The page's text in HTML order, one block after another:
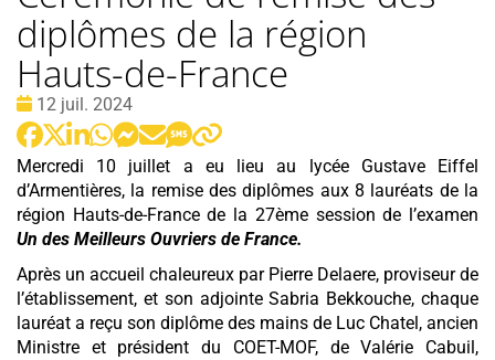
diplômes de la région
Hauts-de-France
Date
:
12 juil. 2024
Mercredi 10 juillet a eu lieu au lycée Gustave Eiffel
d’Armentières, la remise des diplômes aux 8 lauréats de la
région Hauts-de-France de la 27ème session de l’examen
Un des Meilleurs Ouvriers de France.
Après un accueil chaleureux par Pierre Delaere, proviseur de
l’établissement, et son adjointe Sabria Bekkouche, chaque
lauréat a reçu son diplôme des mains de Luc Chatel, ancien
Ministre et président du COET-MOF, de Valérie Cabuil,